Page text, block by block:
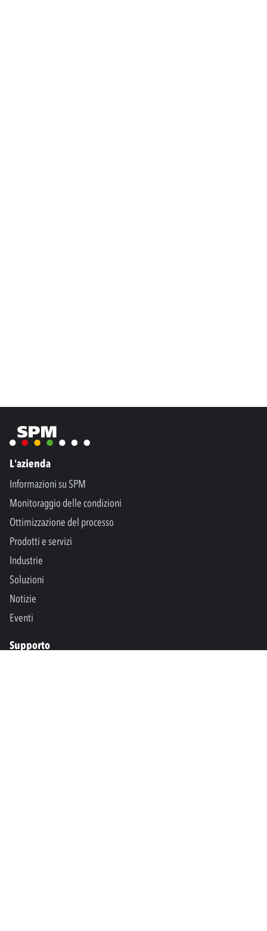
L'azienda
Informazioni su SPM
Monitoraggio delle condizioni
Ottimizzazione del processo
Prodotti e servizi
Industrie
Soluzioni
Notizie
Eventi
Supporto